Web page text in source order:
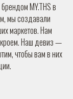
MY.THS в
мы создавали
маркетов. Нам
кроем. Наш девиз —
чтобы вам в них